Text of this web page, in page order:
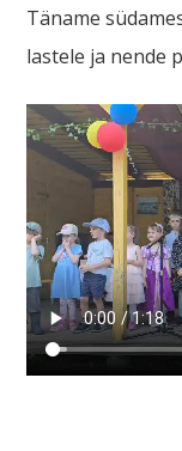
Täname
lastele ja nende